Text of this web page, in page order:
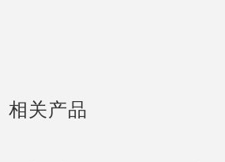
相关产品